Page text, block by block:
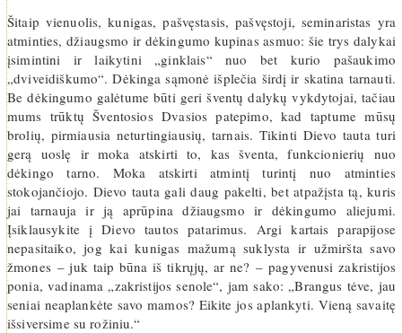
Šitaip vienuolis, kunigas, pašvęstasis, pašvęstoji, seminaristas yra
atminties, džiaugsmo ir dėkingumo kupinas asmuo: šie trys dalykai
įsimintini ir laikytini „ginklais“ nuo bet kurio pašaukimo
„dviveidiškumo“. Dėkinga sąmonė išplečia širdį ir skatina tarnauti.
Be dėkingumo galėtume būti geri šventų dalykų vykdytojai, tačiau
mums trūktų Šventosios Dvasios patepimo, kad taptume mūsų
brolių, pirmiausia neturtingiausių, tarnais. Tikinti Dievo tauta turi
gerą uoslę ir moka atskirti to, kas šventa, funkcionierių nuo
dėkingo tarno. Moka atskirti atmintį turintį nuo atminties
stokojančiojo. Dievo tauta gali daug pakelti, bet atpažįsta tą, kuris
jai tarnauja ir ją aprūpina džiaugsmo ir dėkingumo aliejumi.
Įsiklausykite į Dievo tautos patarimus. Argi kartais parapijose
nepasitaiko, jog kai kunigas mažumą suklysta ir užmiršta savo
žmones – juk taip būna iš tikrųjų, ar ne? – pagyvenusi zakristijos
ponia, vadinama „zakristijos senole“, jam sako: „Brangus tėve, jau
seniai neaplankėte savo mamos? Eikite jos aplankyti. Vieną savaitę
išsiversime su rožiniu.“